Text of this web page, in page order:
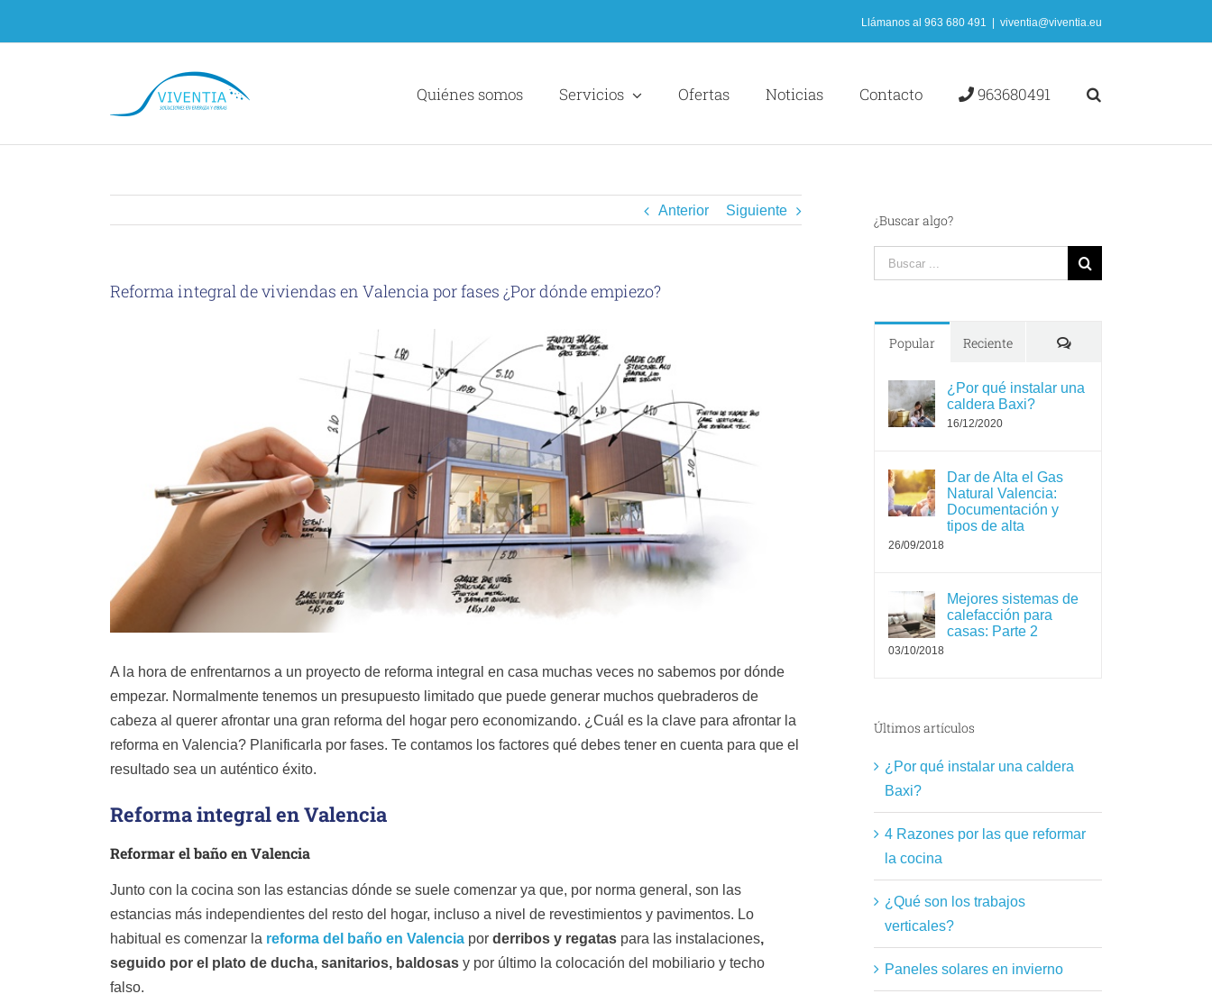
Llámanos al 963 680 491 viventia@viventia.eu
Quiénes somos Servicios Ofertas Noticias Contacto 963680491
Anterior Siguiente
Reforma integral de viviendas en Valencia por fases ¿Por dónde empiezo?
A la hora de enfrentarnos a un proyecto de reforma integral en casa muchas veces no sabemos por dónde
empezar. Normalmente tenemos un presupuesto limitado que puede generar muchos quebraderos de
cabeza al querer afrontar una gran reforma del hogar pero economizando. ¿Cuál es la clave para afrontar la
reforma en Valencia? Planificarla por fases. Te contamos los factores qué debes tener en cuenta para que el
resultado sea un auténtico éxito.
Reforma integral en Valencia
Reformar el baño en Valencia
Junto con la cocina son las estancias dónde se suele comenzar ya que, por norma general, son las
estancias más independientes del resto del hogar, incluso a nivel de revestimientos y pavimentos. Lo
habitual es comenzar la reforma del baño en Valencia por derribos y regatas para las instalaciones,
seguido por el plato de ducha, sanitarios, baldosas y por último la colocación del mobiliario y techo
falso.
¿Buscar algo?
Search
for:
Popular Reciente Comments
¿Por qué instalar una
caldera Baxi?
16/12/2020
Dar de Alta el Gas
Natural Valencia:
Documentación y
tipos de alta
26/09/2018
Mejores sistemas de
calefacción para
casas: Parte 2
03/10/2018
Últimos artículos
¿Por qué instalar una caldera
Baxi?
4 Razones por las que reformar
la cocina
¿Qué son los trabajos
verticales?
Paneles solares en invierno